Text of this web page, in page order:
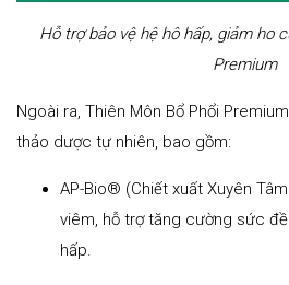
Hỗ trợ bảo vệ hệ hô hấp, giảm ho
Premium
Ngoài ra, Thiên Môn Bổ Phổi
thảo dược tự nhiên, bao gồm:
AP-Bio® (Chiết xuất Xuyên
viêm, hỗ trợ tăng cường sức
hấp.